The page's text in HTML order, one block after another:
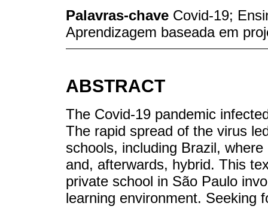
Palavras-chave Covid-19;
Aprendizagem baseada em
ABSTRACT
The Covid-19 pandemic
The rapid spread of the virus
schools, including Brazil,
and, afterwards, hybrid. This
private school in São Paulo
learning environment. Seeking